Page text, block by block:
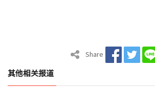
Share
其他相关报道